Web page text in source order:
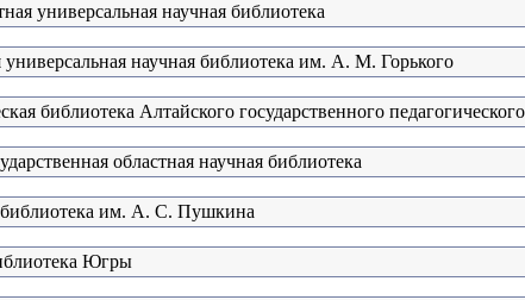
универсальная научная библиотека
универсальная научная библиотека им. А. М. Горького
библиотека Алтайского государственного
областная научная библиотека
библиотека им. А. С. Пушкина
Югры